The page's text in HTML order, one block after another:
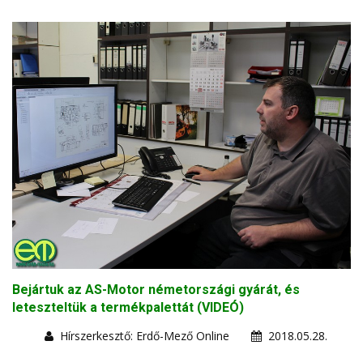
Bejártuk az AS-Motor németországi gyárát, és
leteszteltük a termékpalettát (VIDEÓ)
Hírszerkesztő: Erdő-Mező Online
2018.05.28.